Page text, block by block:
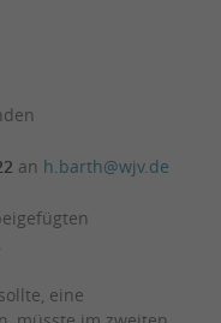
an h.barth@wjv.de
eine